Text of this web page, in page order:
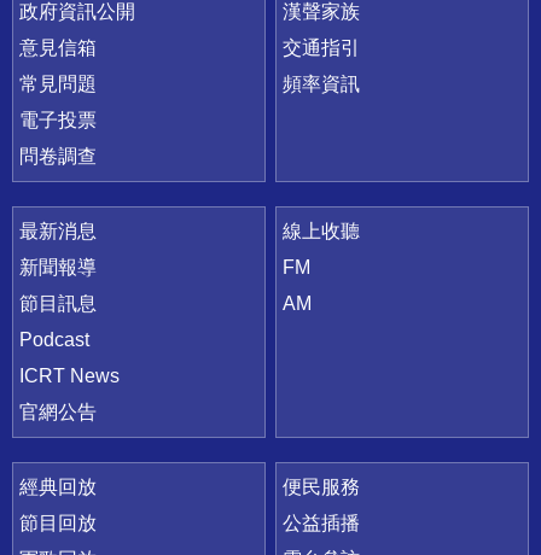
政府資訊公開
意見信箱
常見問題
電子投票
問卷調查
漢聲家族
交通指引
頻率資訊
最新消息
新聞報導
節目訊息
Podcast
ICRT News
官網公告
線上收聽
FM
AM
經典回放
節目回放
便民服務
公益插播